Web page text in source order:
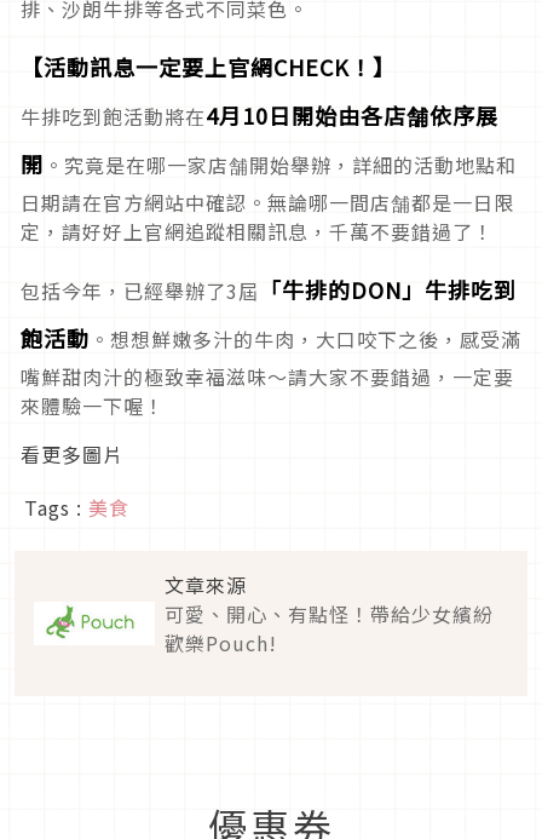
排、沙朗牛排等各式不同菜色。
【活動訊息一定要上官網CHECK！】
牛排吃到飽活動將在4月10日開始由各店舗依序展
開 。究竟是在哪一家店舗開始舉辦，詳細的活動地點和
日期請在官方網站中確認。無論哪一間店舗都是一日限
定，請好好上官網追蹤相關訊息，千萬不要錯過了！
包括今年，已經舉辦了3屆 「牛排的DON」牛排吃到
飽活動 。想想鮮嫩多汁的牛肉，大口咬下之後，感受滿
嘴鮮甜肉汁的極致幸福滋味～請大家不要錯過，一定要
來體驗一下喔！
看更多圖片
Tags : 美食
文章來源
可愛、開心、有點怪！帶給少女繽紛
歡樂Pouch!
優惠券